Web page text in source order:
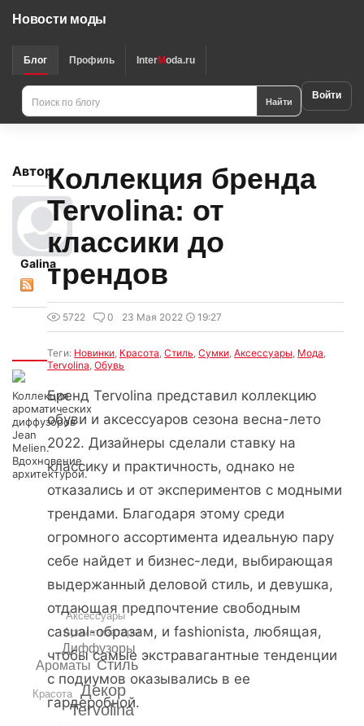
Новости моды
Блог Профиль InterModa.ru
Найти Войти
Автор
Galina
Интересно
Коллекция
ароматических
диффузоров
Jean
Melien.
Вдохновение
архитектурой.
Tervolina
Декор
Стиль
Диффузоры
Ароматы
Ароматизаторы
Аксессуары
Красота
Коллекция бренда
Tervolina: от
классики до
трендов
5722 0 23 Мая 2022 19:27
Теги: Новинки, Красота,Стиль,Сумки,Аксессуары, Мода,
Tervolina,Обувь
Бренд Tervolina представил коллекцию
обуви и аксессуаров сезона весна-лето
2022. Дизайнеры сделали ставку на
классику и практичность, однако не
отказались и от экспериментов с модными
трендами. Благодаря этому среди
огромного ассортимента идеальную пару
себе найдет и бизнес-леди, выбирающая
выдержанный деловой стиль, и девушка,
отдающая предпочтение свободным
casual-образам, и fashionista, любящая,
чтобы самые экстравагантные тенденции
с подиумов оказывались в ее
гардеробной.